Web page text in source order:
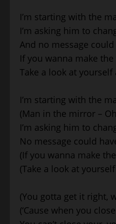
I’m starting with the
I’m asking him to
And no message
If you wanna make
Take a look at yourself
I’m starting with the
(Man in the mirror –
I’m asking him to
No message could
(If you wanna make
(Take a look at
(You gotta get it right,
(‘Cause when you